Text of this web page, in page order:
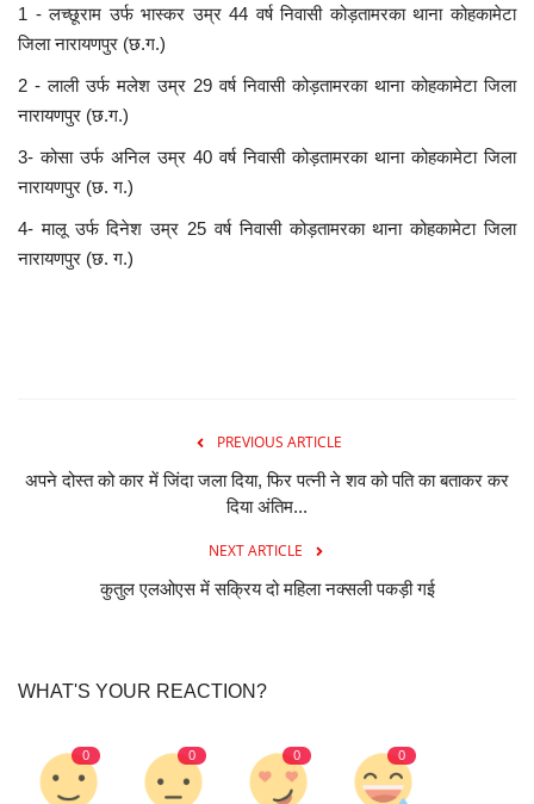
1 - लच्छूराम उर्फ भास्कर उम्र 44 वर्ष निवासी कोड़तामरका थाना कोहकामेटा
जिला नारायणपुर (छ.ग.)
2 - लाली उर्फ मलेश उम्र 29 वर्ष निवासी कोड़तामरका थाना कोहकामेटा जिला
नारायणपुर (छ.ग.)
3- कोसा उर्फ अनिल उम्र 40 वर्ष निवासी कोड़तामरका थाना कोहकामेटा जिला
नारायणपुर (छ. ग.)
4- मालू उर्फ दिनेश उम्र 25 वर्ष निवासी कोड़तामरका थाना कोहकामेटा जिला
नारायणपुर (छ. ग.)
PREVIOUS ARTICLE
अपने दोस्त को कार में जिंदा जला दिया, फिर पत्नी ने शव को पति का बताकर कर
दिया अंतिम...
NEXT ARTICLE
कुतुल एलओएस में सक्रिय दो महिला नक्सली पकड़ी गई
WHAT'S YOUR REACTION?
0 0 0 0